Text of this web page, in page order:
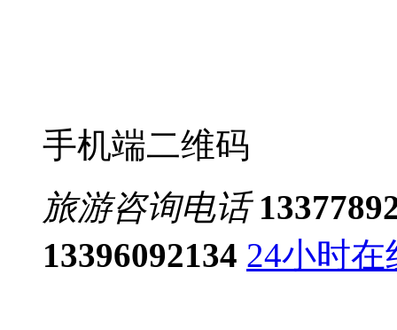
手机端二维码
旅游咨询电话
13396092134 24小时在